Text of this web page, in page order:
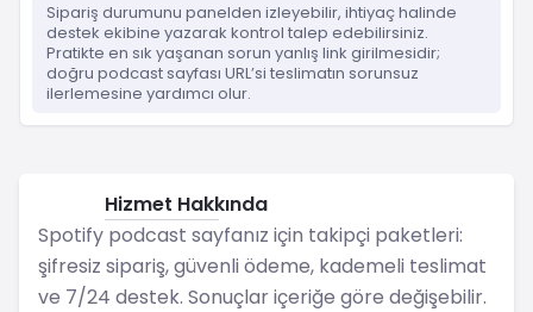
Sipariş durumunu panelden izleyebilir, ihtiyaç halinde
destek ekibine yazarak kontrol talep edebilirsiniz.
Pratikte en sık yaşanan sorun yanlış link girilmesidir;
doğru podcast sayfası URL’si teslimatın sorunsuz
ilerlemesine yardımcı olur.
Hizmet Hakkında
Spotify podcast sayfanız için takipçi paketleri:
şifresiz sipariş, güvenli ödeme, kademeli teslimat
ve 7/24 destek. Sonuçlar içeriğe göre değişebilir.